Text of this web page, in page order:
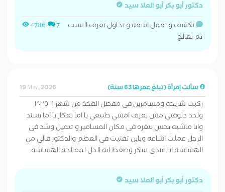
دكتور أبو بكر أبو العلا سيد
4786 7
نكشف و نعمل اشعه و نحاول نعرف السبب
ثم نعالج
سألت إمرأة (تبلغ عمرها 63 سنة) 19 May, 2026
ركبت شريحه ومسامرين فى مفصل الفخذ من شهر ٦ ٢٠٢٥
ولحد دلوقتي مش بعرف امشي طبيعي يا اما بعكاز يا اما بسند
وانا ماشيه بحس بنغزه فى مكان المسامير و تنميل وشد فى
الرجل عملت اشاعه وباين تفتيت فى العظم والدكتور قالى من
الهشاشه انا عندى سكر وضغط ايه الحل لمعالجه الهشاشه
دكتور أبو بكر أبو العلا سيد